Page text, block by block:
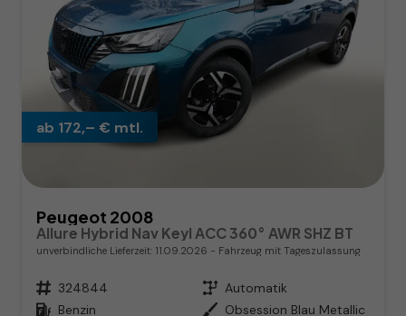
ab 172,– € mtl.
Peugeot 2008
Allure Hybrid Nav Keyl ACC 360° AWR SHZ BT
unverbindliche Lieferzeit: 11.09.2026 Fahrzeug mit Tageszulassung
Fahrzeugnr. 324844 Getriebe Automatik
Kraftstoff Benzin Außenfarbe Obsession Blau Metallic